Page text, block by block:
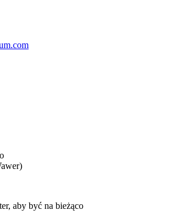
aby być na bieżąco